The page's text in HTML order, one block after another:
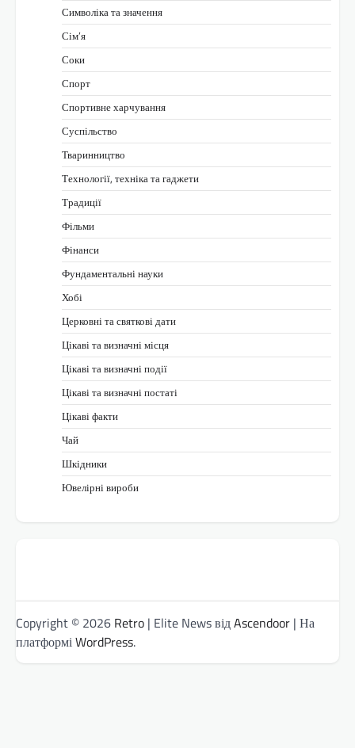
Символіка та значення
Сім’я
Соки
Спорт
Спортивне харчування
Суспільство
Тваринництво
Технології, техніка та гаджети
Традиції
Фільми
Фінанси
Фундаментальні науки
Хобі
Церковні та святкові дати
Цікаві та визначні місця
Цікаві та визначні події
Цікаві та визначні постаті
Цікаві факти
Чай
Шкідники
Ювелірні вироби
Copyright © 2026 Retro | Elite News відAscendoor | На
платформіWordPress.